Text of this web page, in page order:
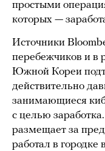
простыми
которых —
Источники
перебежчиков и в
Южной Кореи
действительно
занимающиеся
с целью
размещает за
работал в городке